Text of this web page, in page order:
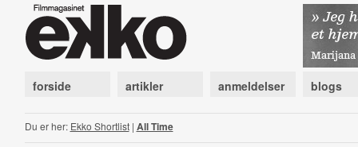
forside artikler anmeldelser blogs
Du er her: Ekko Shortlist| All Time